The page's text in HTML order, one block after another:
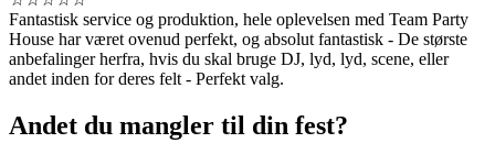
Fantastisk service og produktion, hele oplevelsen med Team Party
House har været ovenud perfekt, og absolut fantastisk - De største
anbefalinger herfra, hvis du skal bruge DJ, lyd, lyd, scene, eller
andet inden for deres felt - Perfekt valg.
Andet du mangler til din fest?